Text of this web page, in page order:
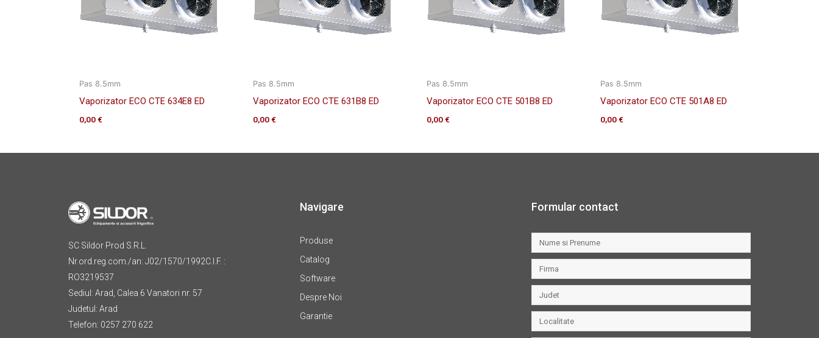
Pas 8.5mm
Vaporizator ECO CTE 634E8 ED
0,00€
Pas 8.5mm
Vaporizator ECO CTE 631B8 ED
0,00€
Pas 8.5mm
Vaporizator ECO CTE 501B8 ED
0,00€
Pas 8.5mm
Vaporizator ECO CTE 501A8 ED
0,00€
SC Sildor Prod S.R.L.
Nr.ord.reg.com./an: J02/1570/1992C.I.F. :
RO3219537
Sediul: Arad, Calea 6 Vanatori nr. 57
Judetul: Arad
Telefon: 0257 270 622
Navigare
Produse
Catalog
Software
Despre Noi
Garantie
Formular contact